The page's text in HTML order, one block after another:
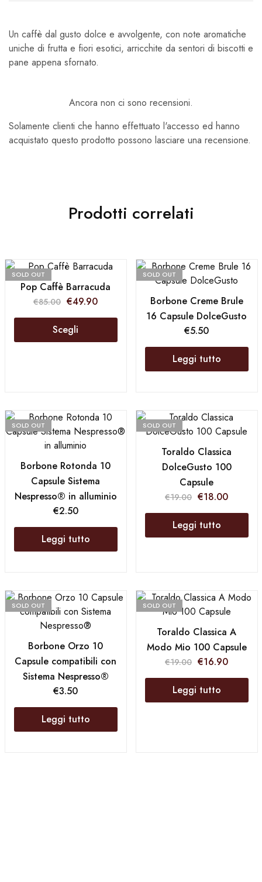
Un caffè dal gusto dolce e avvolgente, con note aromatiche
uniche di frutta e fiori esotici, arricchite da sentori di biscotti e
pane appena sfornato.
Ancora non ci sono recensioni.
Solamente clienti che hanno effettuato l'accesso ed hanno
acquistato questo prodotto possono lasciare una recensione.
Prodotti correlati
SOLD OUT
Pop Caffè Barracuda
€85.00 €49.90
Scegli
SOLD OUT
Borbone Creme Brule
16 Capsule DolceGusto
€5.50
Leggi tutto
SOLD OUT
Borbone Rotonda 10
Capsule Sistema
Nespresso® in alluminio
€2.50
Leggi tutto
SOLD OUT
Toraldo Classica
DolceGusto 100
Capsule
€19.00 €18.00
Leggi tutto
SOLD OUT
Borbone Orzo 10
Capsule compatibili con
Sistema Nespresso®
€3.50
Leggi tutto
SOLD OUT
Toraldo Classica A
Modo Mio 100 Capsule
€19.00 €16.90
Leggi tutto